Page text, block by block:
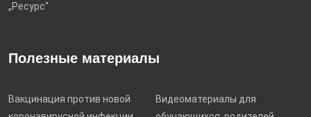
„Ресурс“
Полезные материалы
Вакцинация против новой
Видеоматериалы для